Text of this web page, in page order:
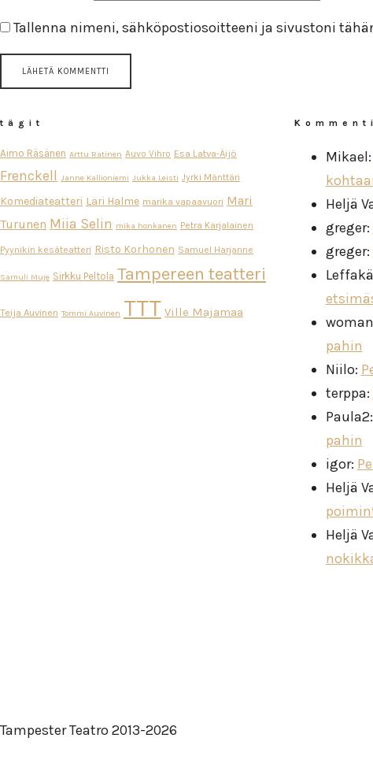
Tallenna nimeni, sähköpostiosoitteeni ja sivustoni
tägit
Aimo Räsänen Arttu Ratinen Auvo Vihro Esa Latva-Äijö
Frenckell Janne Kallioniemi Jukka Leisti Jyrki Mänttäri
Komediateatteri Lari Halme marika vapaavuori Mari
Turunen Miia Selin mika honkanen Petra Karjalainen
Pyynikin kesäteatteri Risto Korhonen Samuel Harjanne
Samuli Muje Sirkku Peltola Tampereen teatteri
Teija Auvinen Tommi Auvinen TTT Ville Majamaa
Mikael:
Heljä
greger:
greger:
woman
pahin
Niilo:
terppa:
Paula2:
pahin
igor:
Heljä
Heljä
Tampester Teatro 2013-2026